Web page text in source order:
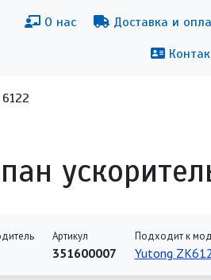
навигация
О нас
Доставка и
Артикул
351600007
Подходит к
Yutong